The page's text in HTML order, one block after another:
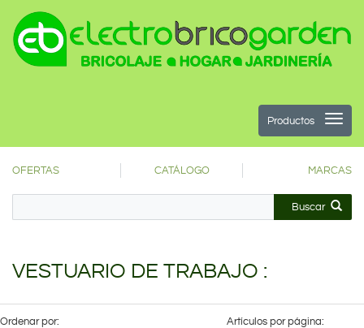
Productos
OFERTAS CATÁLOGO MARCAS
Buscar
VESTUARIO DE TRABAJO :
Ordenar por: Artículos por página: